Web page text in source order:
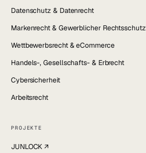
Datenschutz & Datenrecht
Markenrecht & Gewerblicher Rechtsschutz
Wettbewerbsrecht & eCommerce
Handels-, Gesellschafts- & Erbrecht
Cybersicherheit
Arbeitsrecht
PROJEKTE
JUNLOCK ↗